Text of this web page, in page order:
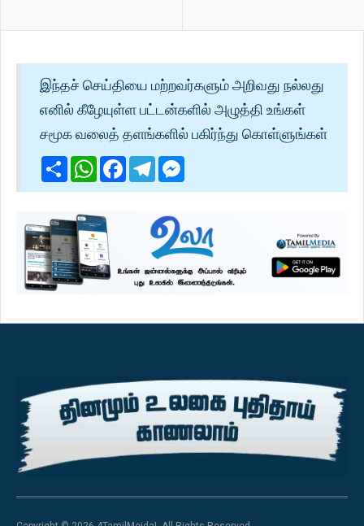
இந்தச் செய்தியை மற்றவர்களும் அறிவது நல்லது
எனில் கீழேயுள்ள பட்டன்களில் அழுத்தி உங்கள்
சமூக வலைத் தளங்களில் பகிர்ந்து கொள்ளுங்கள்
ShareWhatsApp
Facebook
Telegram